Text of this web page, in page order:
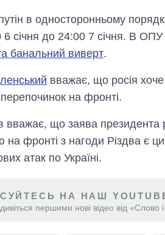
в односторонньому
6 січня до 24:00 7 січня. В
банальний виверт.
вважає, що росія хоче
на фронті.
що заява президента
фронті з нагоди Різдва є
атак по Україні.
НА НАШ
першими нові відео від «Слово і